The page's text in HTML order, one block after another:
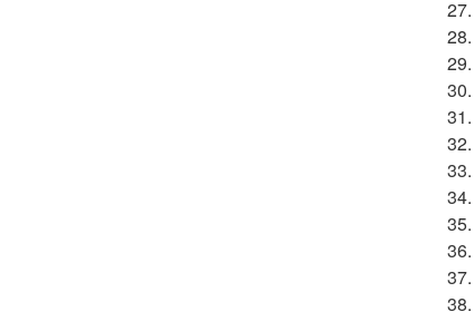
27.
28.
29.
30.
31.
32.
33.
34.
35.
36.
37.
38.